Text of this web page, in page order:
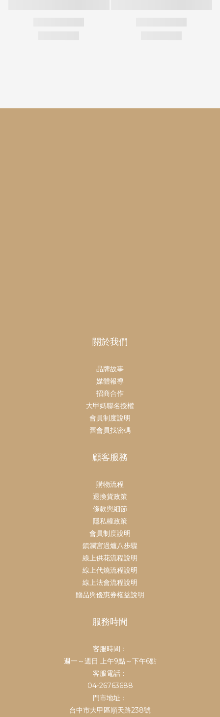
關於我們
品牌故事
媒體報導
招商合作
大甲媽聯名授權
會員制度說明
舊會員找密碼
顧客服務
購物流程
退換貨政策
條款與細節
隱私權政策
會員制度說明
鎮瀾宮過爐八步驟
線上供花流程說明
線上代燒流程說明
線上法會流程說明
贈品與優惠券權益說明
服務時間
客服時間：
週一～週日 上午9點～下午6點
客服電話：
04-26763688
門市地址：
台中市大甲區順天路238號